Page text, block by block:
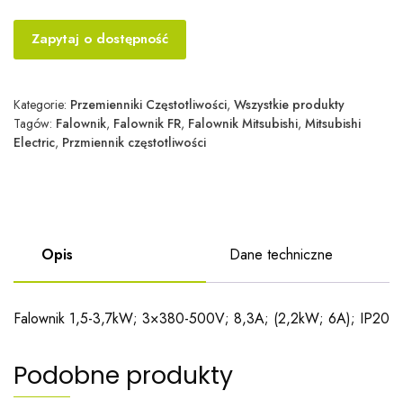
Zapytaj o dostępność
Kategorie: Przemienniki Częstotliwości, Wszystkie produkty
Tagów: Falownik, Falownik FR, Falownik Mitsubishi, Mitsubishi
Electric, Przmiennik częstotliwości
Opis Dane techniczne
Falownik 1,5-3,7kW; 3×380-500V; 8,3A; (2,2kW; 6A); IP20
Podobne produkty